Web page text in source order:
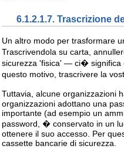
6.1.2.1.7. Trascrizione
Un altro modo per trasformare
Trascrivendola su carta,
sicurezza 'fisica' — ci� significa
questo motivo, trascrivere la
Tuttavia, alcune organizzazioni
organizzazioni adottano una
importante (ad esempio un
password, � conservato in un
ottenere il suo accesso. Per
cassette bancarie di sicurezza.